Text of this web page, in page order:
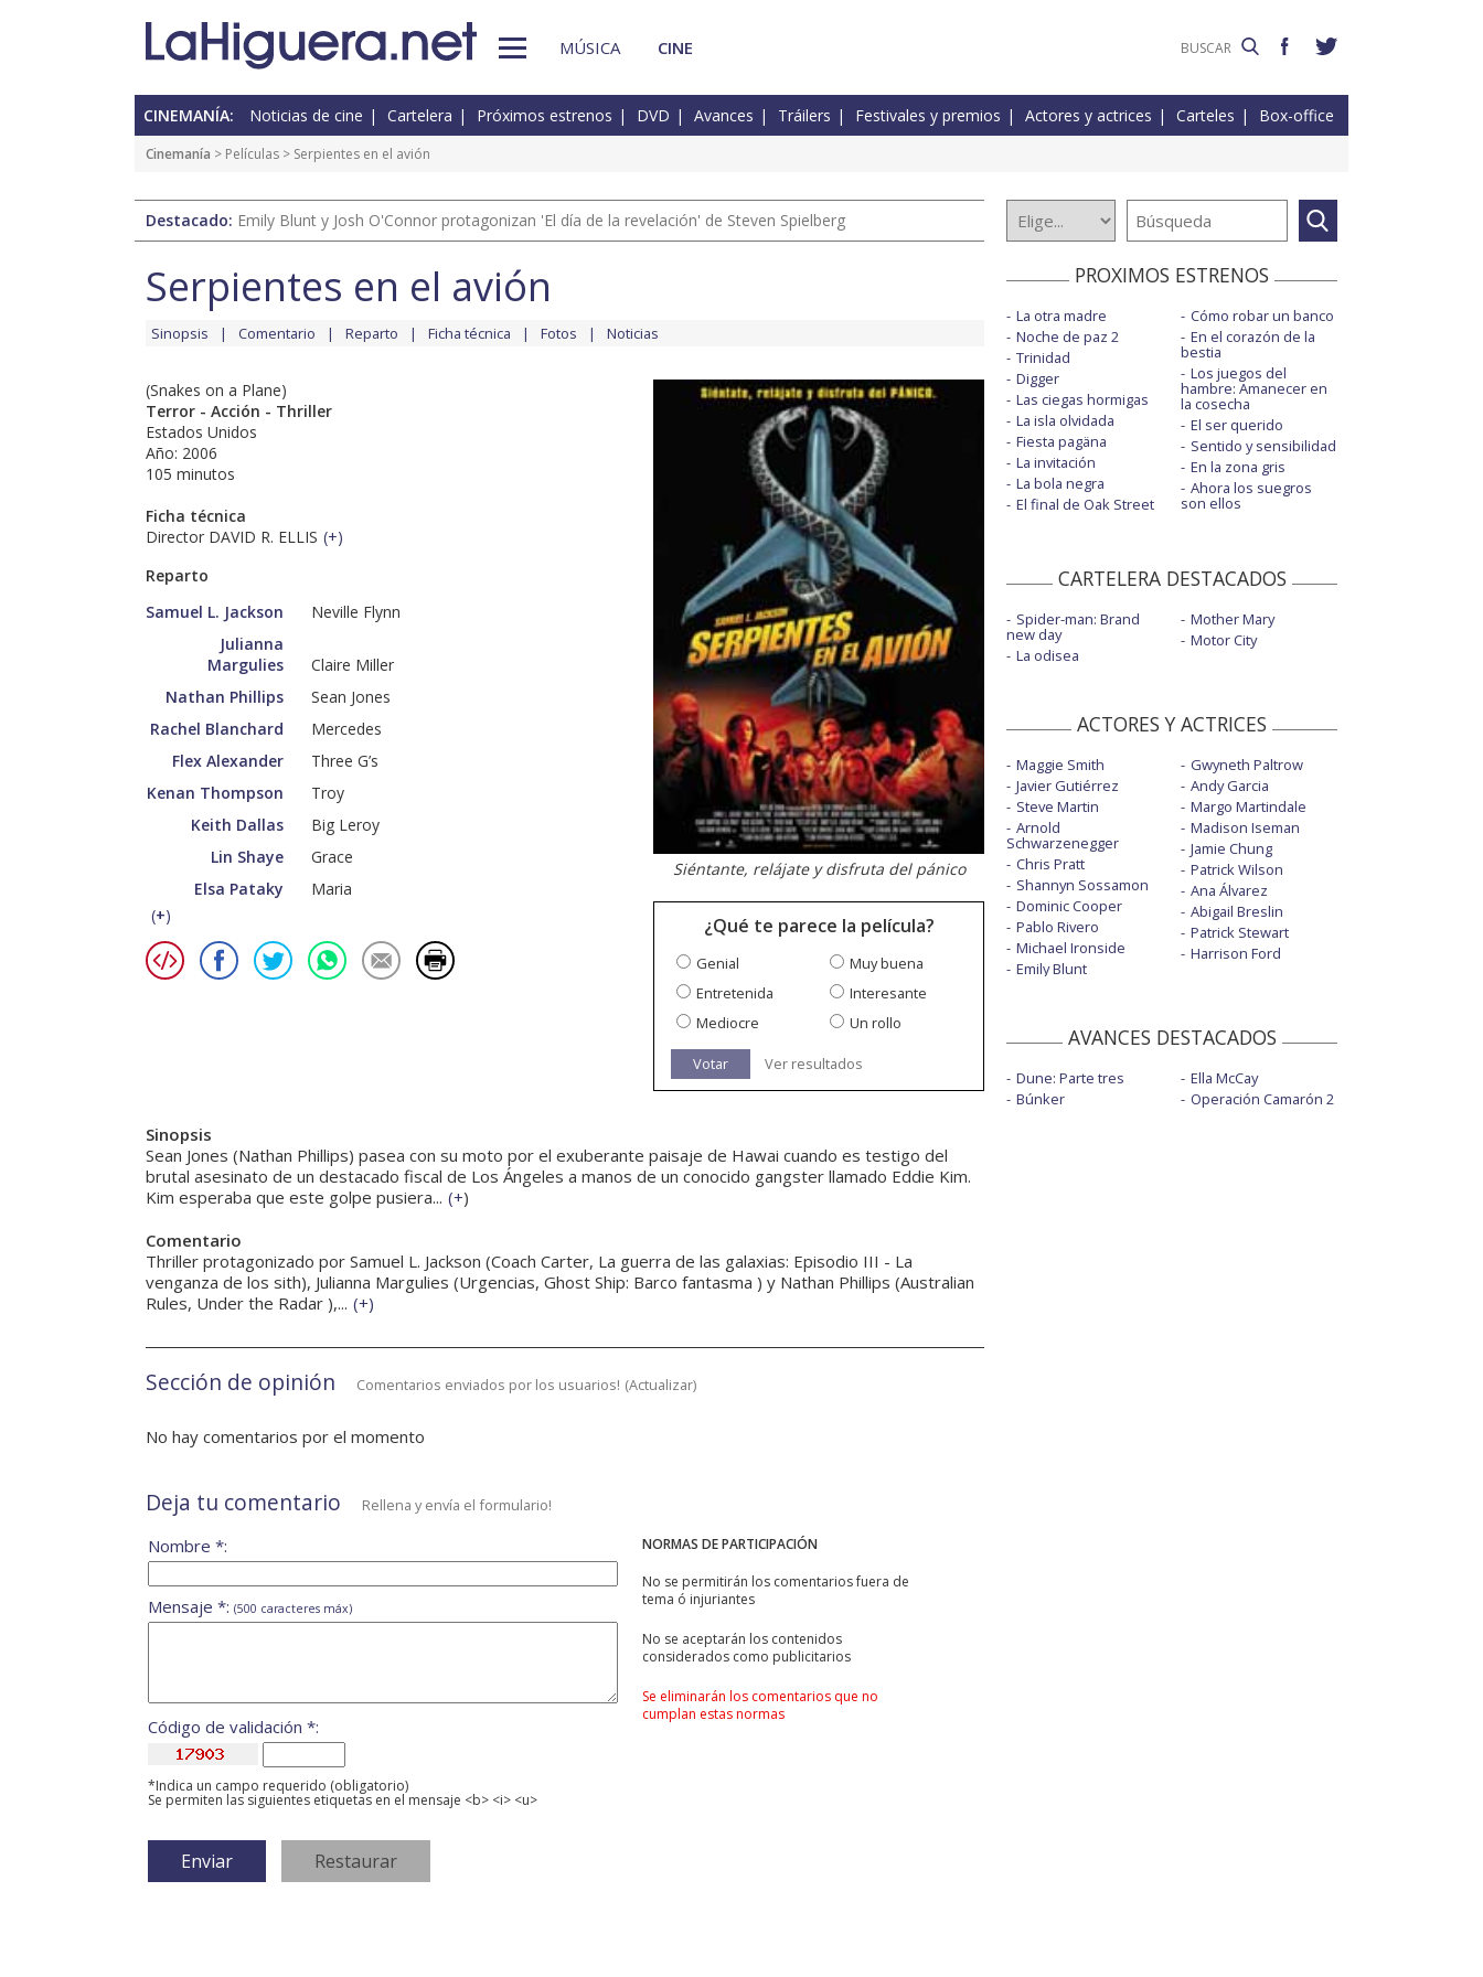
MÚSICA CINE
CINEMANÍA: Noticias de cine Cartelera Próximos estrenos DVD Avances Tráilers Festivales y premios Actores y actrices Carteles Box-office
Cinemanía > Películas > Serpientes en el avión
Destacado: Emily Blunt y Josh O'Connor protagonizan 'El día de la revelación' de Steven Spielberg
Serpientes en el avión
Sinopsis Comentario Reparto Ficha técnica Fotos Noticias
(Snakes on a Plane)
Terror - Acción - Thriller
Estados Unidos
Año: 2006
105 minutos
Ficha técnica
Director DAVID R. ELLIS (+)
Reparto
Samuel L. Jackson
Neville Flynn
Julianna
Margulies
Claire Miller
Nathan Phillips
Sean Jones
Rachel Blanchard
Mercedes
Flex Alexander
Three G’s
Kenan Thompson
Troy
Keith Dallas
Big Leroy
Lin Shaye
Grace
Elsa Pataky
Maria
(+)
Siéntante, relájate y disfruta del pánico
¿Qué te parece la película?
Genial
Muy buena
Entretenida
Interesante
Mediocre
Un rollo
Votar Ver resultados
Sinopsis
Sean Jones (Nathan Phillips) pasea con su moto por el exuberante paisaje de Hawai cuando es testigo del
brutal asesinato de un destacado fiscal de Los Ángeles a manos de un conocido gangster llamado Eddie Kim.
Kim esperaba que este golpe pusiera... (+)
Comentario
Thriller protagonizado por Samuel L. Jackson (Coach Carter, La guerra de las galaxias: Episodio III - La
venganza de los sith), Julianna Margulies (Urgencias, Ghost Ship: Barco fantasma ) y Nathan Phillips (Australian
Rules, Under the Radar ),... (+)
Sección de opinión Comentarios enviados por los usuarios! (Actualizar)
No hay comentarios por el momento
Deja tu comentario Rellena y envía el formulario!
NORMAS DE PARTICIPACIÓN
No se permitirán los comentarios fuera de
tema ó injuriantes
No se aceptarán los contenidos
considerados como publicitarios
Se eliminarán los comentarios que no
cumplan estas normas
Nombre *:
Mensaje *: (500 caracteres máx)
Código de validación *:
*Indica un campo requerido (obligatorio)
Se permiten las siguientes etiquetas en el mensaje <b> <i> <u>
PROXIMOS ESTRENOS
La otra madre
Noche de paz 2
Trinidad
Digger
Las ciegas hormigas
La isla olvidada
Fiesta pagäna
La invitación
La bola negra
El final de Oak Street
Cómo robar un banco
En el corazón de la
bestia
Los juegos del
hambre: Amanecer en
la cosecha
El ser querido
Sentido y sensibilidad
En la zona gris
Ahora los suegros
son ellos
CARTELERA DESTACADOS
Spider-man: Brand
new day
La odisea
Mother Mary
Motor City
ACTORES Y ACTRICES
Maggie Smith
Javier Gutiérrez
Steve Martin
Arnold
Schwarzenegger
Chris Pratt
Shannyn Sossamon
Dominic Cooper
Pablo Rivero
Michael Ironside
Emily Blunt
Gwyneth Paltrow
Andy Garcia
Margo Martindale
Madison Iseman
Jamie Chung
Patrick Wilson
Ana Álvarez
Abigail Breslin
Patrick Stewart
Harrison Ford
AVANCES DESTACADOS
Dune: Parte tres
Búnker
Ella McCay
Operación Camarón 2